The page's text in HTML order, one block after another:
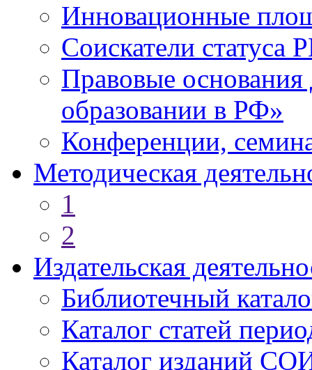
Инновационные
Соискатели статуса
Правовые
образовании в РФ»
Конференции,
Методическая
1
2
Издательская
Библиотечный
Каталог статей
Каталог изданий